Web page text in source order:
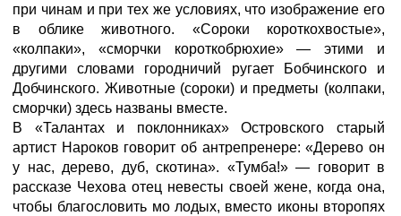
при чинам и при тех же условиях, что изображение его
в облике животного. «Сороки короткохвостые»,
«колпаки», «сморчки короткобрюхие» — этими и
другими словами городничий ругает Бобчинского и
Добчинского. Животные (сороки) и предметы (колпаки,
сморчки) здесь названы вместе.
В «Талантах и поклонниках» Островского старый
артист Нароков говорит об антрепренере: «Дерево он
у нас, дерево, дуб, скотина». «Тумба!» — говорит в
рассказе Чехова отец невесты своей жене, когда она,
чтобы благословить мо лодых, вместо иконы второпях